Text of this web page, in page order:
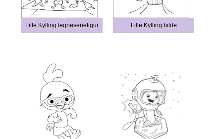
Lille Kylling tegneseriefigur Lille Kylling bilde